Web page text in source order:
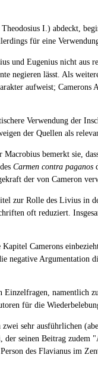
I.) abdeckt,
für eine
und Eugenius nicht aus
negieren lässt. Als
aufweist; Camerons
Verwendung der
der Quellen als
bemerkt sie,
Carmen contra paganos
der von Cameron
zur Rolle des Livius in
oft reduziert.
Camerons
negative Argumentation
namentlich
für die
sehr ausführlichen
der seinen Beitrag zudem
des Flavianus im